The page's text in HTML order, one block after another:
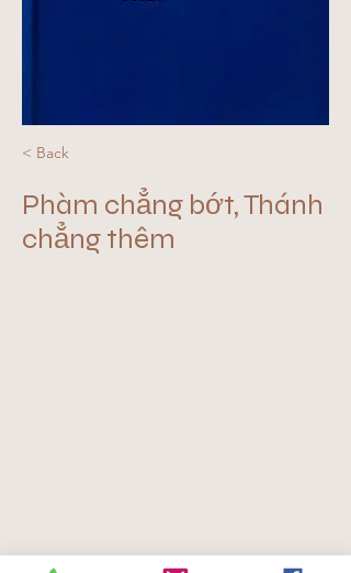
< Back
Phàm chẳng bớt, Thánh
chẳng thêm